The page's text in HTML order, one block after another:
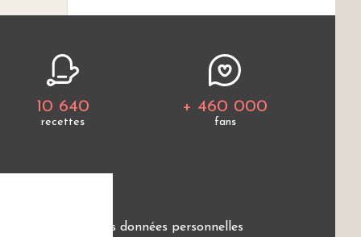
10 640
recettes
+ 460 000
fans
Protection des données personnelles